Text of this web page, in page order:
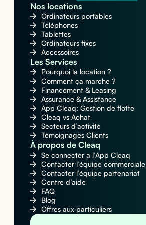
Nos locations
Ordinateurs portables
Téléphones
Tablettes
Ordinateurs fixes
Accessoires
Les Services
Pourquoi la location ?
Comment ça marche ?
Financement & Leasing
Assurance & Assistance
App Cleaq: Gestion de flotte
Cleaq vs Achat
Secteurs d’activité
Témoignages Clients
À propos de Cleaq
Se connecter à l’App Cleaq
Contacter l’équipe commerciale
Contacter l’équipe partenariat
Centre d’aide
FAQ
Blog
Offres aux particuliers